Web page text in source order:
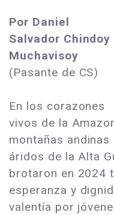
Por Daniel
Salvador Chindoy
Muchavisoy
(Pasante de CS)
En los corazones
vivos de la
montañas
áridos de la Alta
brotaron en 2024
esperanza y
valentía por